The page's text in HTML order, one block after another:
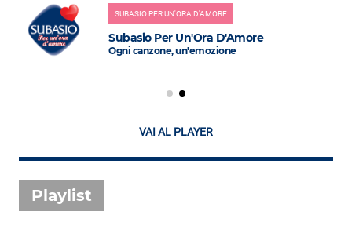
SUBASIO PER UN'ORA D'AMORE
Subasio Per Un'Ora D'Amore
Ogni canzone, un'emozione
VAI AL PLAYER
Playlist